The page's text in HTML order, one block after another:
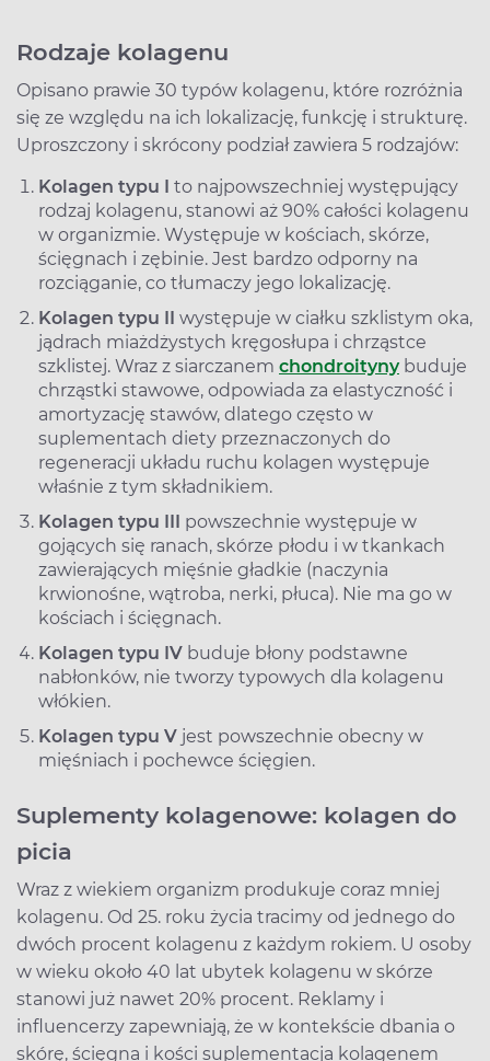
Rodzaje kolagenu
Opisano prawie 30 typów kolagenu, które rozróżnia
się ze względu na ich lokalizację, funkcję i strukturę.
Uproszczony i skrócony podział zawiera 5 rodzajów:
Kolagen typu I to najpowszechniej występujący
rodzaj kolagenu, stanowi aż 90% całości kolagenu
w organizmie. Występuje w kościach, skórze,
ścięgnach i zębinie. Jest bardzo odporny na
rozciąganie, co tłumaczy jego lokalizację.
Kolagen typu II występuje w ciałku szklistym oka,
jądrach miażdżystych kręgosłupa i chrząstce
szklistej. Wraz z siarczanem chondroitynybuduje
chrząstki stawowe, odpowiada za elastyczność i
amortyzację stawów, dlatego często w
suplementach diety przeznaczonych do
regeneracji układu ruchu kolagen występuje
właśnie z tym składnikiem.
Kolagen typu III powszechnie występuje w
gojących się ranach, skórze płodu i w tkankach
zawierających mięśnie gładkie (naczynia
krwionośne, wątroba, nerki, płuca). Nie ma go w
kościach i ścięgnach.
Kolagen typu IV buduje błony podstawne
nabłonków, nie tworzy typowych dla kolagenu
włókien.
Kolagen typu V jest powszechnie obecny w
mięśniach i pochewce ścięgien.
Suplementy kolagenowe: kolagen do
picia
Wraz z wiekiem organizm produkuje coraz mniej
kolagenu. Od 25. roku życia tracimy od jednego do
dwóch procent kolagenu z każdym rokiem. U osoby
w wieku około 40 lat ubytek kolagenu w skórze
stanowi już nawet 20% procent. Reklamy i
influencerzy zapewniają, że w kontekście dbania o
skórę, ścięgna i kości suplementacja kolagenem